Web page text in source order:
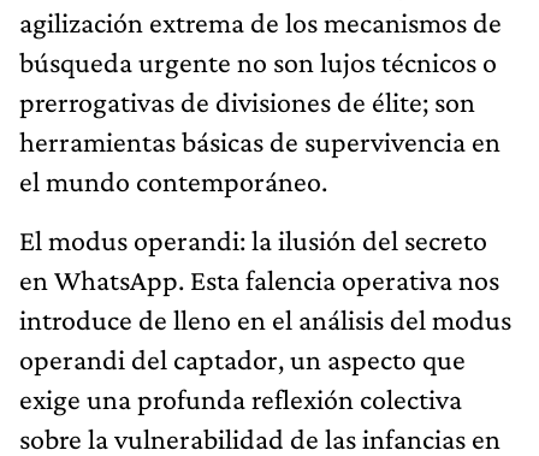
agilización extrema de los mecanismos de
búsqueda urgente no son lujos técnicos o
prerrogativas de divisiones de élite; son
herramientas básicas de supervivencia en
el mundo contemporáneo.
El modus operandi: la ilusión del secreto
en WhatsApp. Esta falencia operativa nos
introduce de lleno en el análisis del modus
operandi del captador, un aspecto que
exige una profunda reflexión colectiva
sobre la vulnerabilidad de las infancias en